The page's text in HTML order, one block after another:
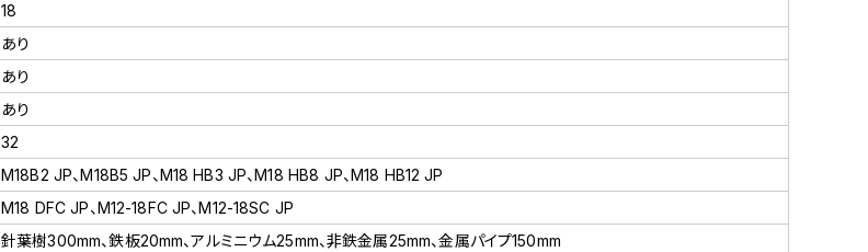
18
あり
あり
あり
32
M18B2 JP、M18B5 JP、M18 HB3 JP、M18 HB8 JP、M18 HB12 JP
M18 DFC JP、M12-18FC JP、M12-18SC JP
針葉樹300mm、鉄板20mm、アルミニウム25mm、非鉄金属25mm、金属パイプ150mm